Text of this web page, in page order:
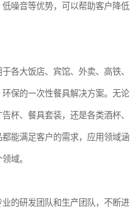
噪音等优势，可以帮助客户降低
各大饭店、宾馆、外卖、高铁、
保的一次性餐具解决方案。无论
杯、餐具套装，还是各类酒杯、
能满足客户的需求，应用领域涵
域。
的研发团队和生产团队，不断进